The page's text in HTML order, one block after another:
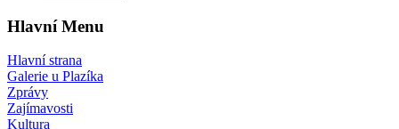
Hlavní Menu
Hlavní strana
Galerie u Plazíka
Zprávy
Zajímavosti
Kultura